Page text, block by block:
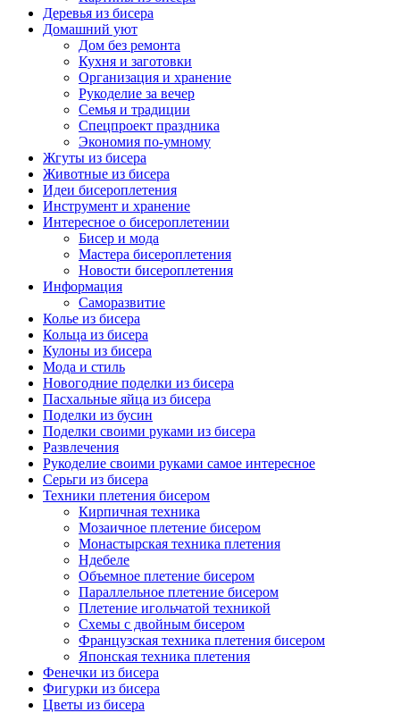
Деревья из бисера
Домашний уют
Дом без ремонта
Кухня и заготовки
Организация и хранение
Рукоделие за вечер
Семья и традиции
Спецпроект праздника
Экономия по-умному
Жгуты из бисера
Животные из бисера
Идеи бисероплетения
Инструмент и хранение
Интересное о бисероплетении
Бисер и мода
Мастера бисероплетения
Новости бисероплетения
Информация
Саморазвитие
Колье из бисера
Кольца из бисера
Кулоны из бисера
Мода и стиль
Новогодние поделки из бисера
Пасхальные яйца из бисера
Поделки из бусин
Поделки своими руками из бисера
Развлечения
Рукоделие своими руками самое интересное
Серьги из бисера
Техники плетения бисером
Кирпичная техника
Мозаичное плетение бисером
Монастырская техника плетения
Ндебеле
Объемное плетение бисером
Параллельное плетение бисером
Плетение игольчатой техникой
Схемы с двойным бисером
Французская техника плетения бисером
Японская техника плетения
Фенечки из бисера
Фигурки из бисера
Цветы из бисера